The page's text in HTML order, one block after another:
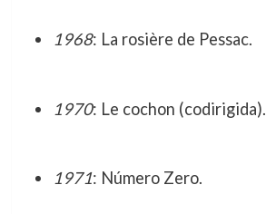
1968: La rosière de Pessac.
1970: Le cochon (codirigida).
1971: Número Zero.